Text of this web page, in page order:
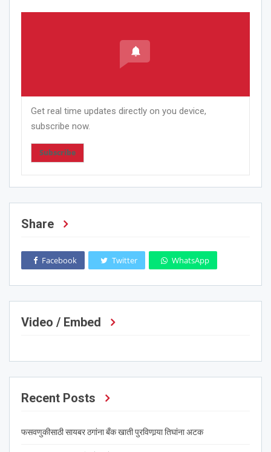
Get real time updates directly on you device,
subscribe now.
Subscribe
Share
Facebook Twitter WhatsApp
Video / Embed
Recent Posts
फसवणुकीसाठी सायबर ठगांना बँक खाती पुरविणार्‍या तिघांना अटक